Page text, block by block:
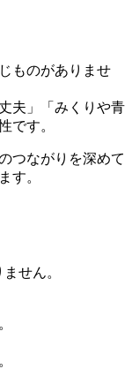
ものがありませ
夫」「みくりや青
です。
つながりを深めて
す。
せん。